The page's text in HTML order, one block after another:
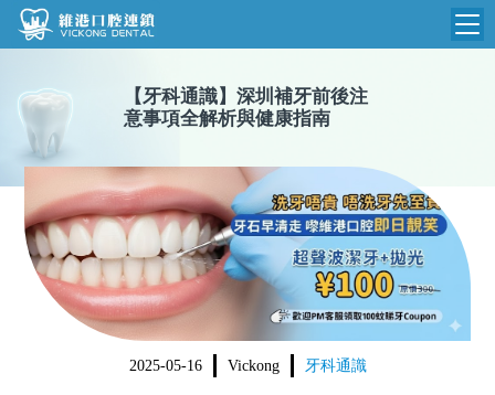
維港首頁
品牌介紹
環境設備
醫院新聞
收費標準
N
收費總表
植牙收費
根管收費
美學收費
醫生團隊
門診時間
【 牙科通識】 深圳補牙前後注
意事項全解析與健康指南
2025-05-16 Vickong 牙科通識